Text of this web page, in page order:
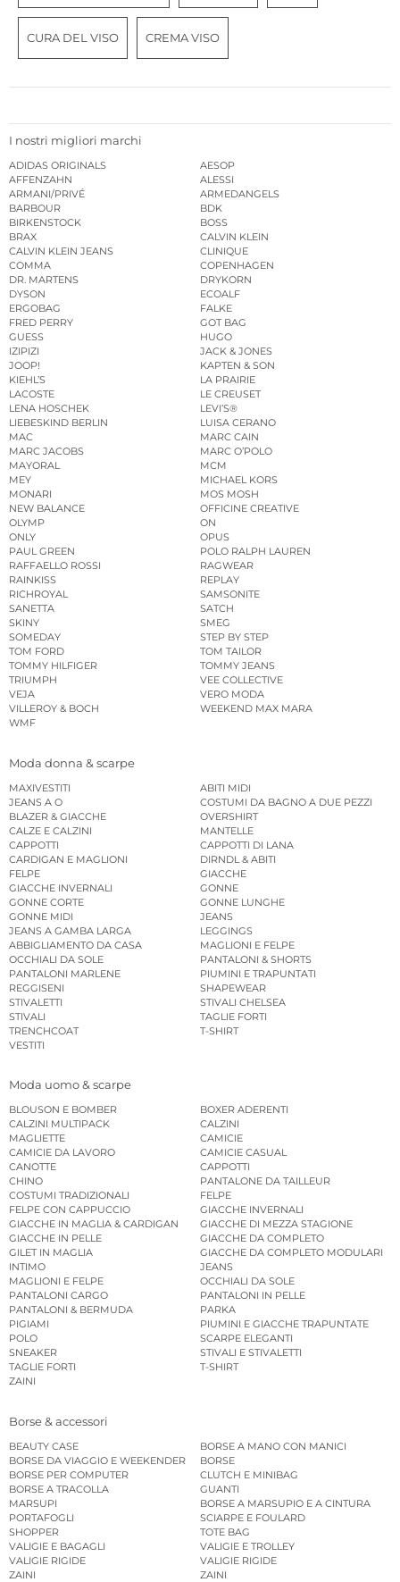
CURA DEL VISO CREMA VISO
I nostri migliori marchi
ADIDAS ORIGINALS
AESOP
AFFENZAHN
ALESSI
ARMANI/PRIVÉ
ARMEDANGELS
BARBOUR
BDK
BIRKENSTOCK
BOSS
BRAX
CALVIN KLEIN
CALVIN KLEIN JEANS
CLINIQUE
COMMA
COPENHAGEN
DR. MARTENS
DRYKORN
DYSON
ECOALF
ERGOBAG
FALKE
FRED PERRY
GOT BAG
GUESS
HUGO
IZIPIZI
JACK & JONES
JOOP!
KAPTEN & SON
KIEHL’S
LA PRAIRIE
LACOSTE
LE CREUSET
LENA HOSCHEK
LEVI’S®
LIEBESKIND BERLIN
LUISA CERANO
MAC
MARC CAIN
MARC JACOBS
MARC O’POLO
MAYORAL
MCM
MEY
MICHAEL KORS
MONARI
MOS MOSH
NEW BALANCE
OFFICINE CREATIVE
OLYMP
ON
ONLY
OPUS
PAUL GREEN
POLO RALPH LAUREN
RAFFAELLO ROSSI
RAGWEAR
RAINKISS
REPLAY
RICHROYAL
SAMSONITE
SANETTA
SATCH
SKINY
SMEG
SOMEDAY
STEP BY STEP
TOM FORD
TOM TAILOR
TOMMY HILFIGER
TOMMY JEANS
TRIUMPH
VEE COLLECTIVE
VEJA
VERO MODA
VILLEROY & BOCH
WEEKEND MAX MARA
WMF
Moda donna & scarpe
MAXIVESTITI
ABITI MIDI
JEANS A O
COSTUMI DA BAGNO A DUE PEZZI
BLAZER & GIACCHE
OVERSHIRT
CALZE E CALZINI
MANTELLE
CAPPOTTI
CAPPOTTI DI LANA
CARDIGAN E MAGLIONI
DIRNDL & ABITI
FELPE
GIACCHE
GIACCHE INVERNALI
GONNE
GONNE CORTE
GONNE LUNGHE
GONNE MIDI
JEANS
JEANS A GAMBA LARGA
LEGGINGS
ABBIGLIAMENTO DA CASA
MAGLIONI E FELPE
OCCHIALI DA SOLE
PANTALONI & SHORTS
PANTALONI MARLENE
PIUMINI E TRAPUNTATI
REGGISENI
SHAPEWEAR
STIVALETTI
STIVALI CHELSEA
STIVALI
TAGLIE FORTI
TRENCHCOAT
T-SHIRT
VESTITI
Moda uomo & scarpe
BLOUSON E BOMBER
BOXER ADERENTI
CALZINI MULTIPACK
CALZINI
MAGLIETTE
CAMICIE
CAMICIE DA LAVORO
CAMICIE CASUAL
CANOTTE
CAPPOTTI
CHINO
PANTALONE DA TAILLEUR
COSTUMI TRADIZIONALI
FELPE
FELPE CON CAPPUCCIO
GIACCHE INVERNALI
GIACCHE IN MAGLIA & CARDIGAN
GIACCHE DI MEZZA STAGIONE
GIACCHE IN PELLE
GIACCHE DA COMPLETO
GILET IN MAGLIA
GIACCHE DA COMPLETO MODULARI
INTIMO
JEANS
MAGLIONI E FELPE
OCCHIALI DA SOLE
PANTALONI CARGO
PANTALONI IN PELLE
PANTALONI & BERMUDA
PARKA
PIGIAMI
PIUMINI E GIACCHE TRAPUNTATE
POLO
SCARPE ELEGANTI
SNEAKER
STIVALI E STIVALETTI
TAGLIE FORTI
T-SHIRT
ZAINI
Borse & accessori
BEAUTY CASE
BORSE A MANO CON MANICI
BORSE DA VIAGGIO E WEEKENDER
BORSE
BORSE PER COMPUTER
CLUTCH E MINIBAG
BORSE A TRACOLLA
GUANTI
MARSUPI
BORSE A MARSUPIO E A CINTURA
PORTAFOGLI
SCIARPE E FOULARD
SHOPPER
TOTE BAG
VALIGIE E BAGAGLI
VALIGIE E TROLLEY
VALIGIE RIGIDE
VALIGIE RIGIDE
ZAINI
ZAINI